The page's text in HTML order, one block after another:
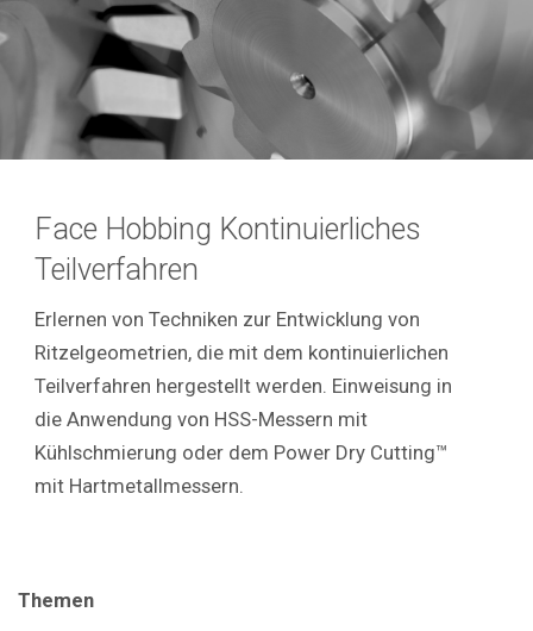
Face Hobbing Kontinuierliches
Teilverfahren
Erlernen von Techniken zur Entwicklung von
Ritzelgeometrien, die mit dem kontinuierlichen
Teilverfahren hergestellt werden. Einweisung in
die Anwendung von HSS-Messern mit
Kühlschmierung oder dem Power Dry Cutting™
mit Hartmetallmessern.
Themen